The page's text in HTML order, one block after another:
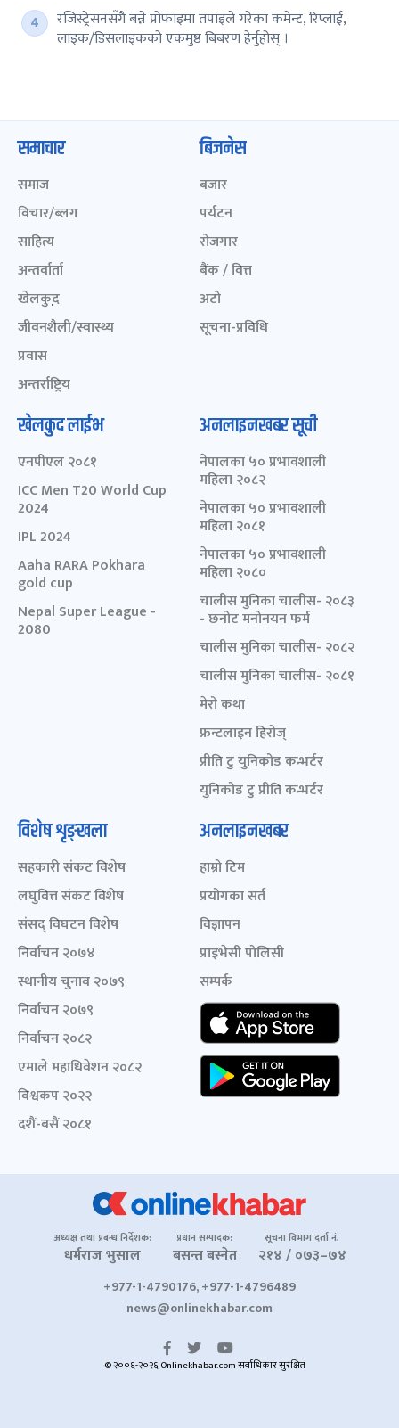
रजिस्ट्रेसनसँगै बन्ने प्रोफाइमा तपाइले गरेका कमेन्ट, रिप्लाई,
लाइक/डिसलाइकको एकमुष्ठ बिबरण हेर्नुहोस् ।
समाचार
समाज
विचार/ब्लग
साहित्य
अन्तर्वार्ता
खेलकुद़़
जीवनशैली/स्वास्थ्य
प्रवास
अन्तर्राष्ट्रिय
बिजनेस
बजार
पर्यटन
रोजगार
बैंक / वित्त
अटो
सूचना-प्रविधि
खेलकुद लाईभ
एनपीएल २०८१
ICC Men T20 World Cup
2024
IPL 2024
Aaha RARA Pokhara
gold cup
Nepal Super League -
2080
अनलाइनखबर सूची
नेपालका ५० प्रभावशाली
महिला २०८२
नेपालका ५० प्रभावशाली
महिला २०८१
नेपालका ५० प्रभावशाली
महिला २०८०
चालीस मुनिका चालीस- २०८३
- छनोट मनोनयन फर्म
चालीस मुनिका चालीस- २०८२
चालीस मुनिका चालीस- २०८१
मेरो कथा
फ्रन्टलाइन हिरोज्
प्रीति टु युनिकोड कन्भर्टर
युनिकोड टु प्रीति कन्भर्टर
विशेष शृङ्खला
सहकारी संकट विशेष
लघुवित्त संकट विशेष
संसद् विघटन विशेष
निर्वाचन २०७४
स्थानीय चुनाव २०७९
निर्वाचन २०७९
निर्वाचन २०८२
एमाले महाधिवेशन २०८२
विश्वकप २०२२
दशैं-बसैं २०८१
अनलाइनखबर
हाम्रो टिम
प्रयोगका सर्त
विज्ञापन
प्राइभेसी पोलिसी
सम्पर्क
अध्यक्ष तथा प्रबन्ध निर्देशक:
धर्मराज भुसाल
प्रधान सम्पादक:
बसन्त बस्नेत
सूचना विभाग दर्ता नं.
२१४ / ०७३–७४
+977-1-4790176, +977-1-4796489
news@onlinekhabar.com
© २००६-२०२६ Onlinekhabar.com सर्वाधिकार सुरक्षित